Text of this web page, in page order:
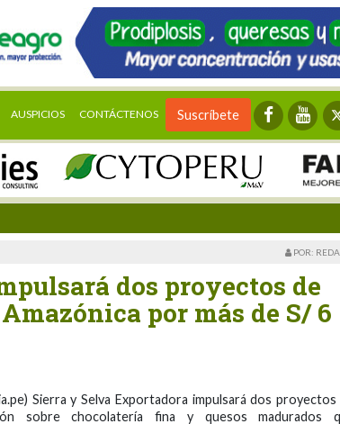
AUSPICIOS CONTÁCTENOS Suscríbete
POR:
dos proyectos de
por más de S/ 6
Sierra y Selva Exportadora impulsará dos proyectos
sobre chocolatería fina y quesos madurados